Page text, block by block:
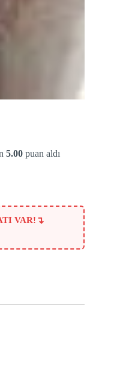
5.00 puan aldı
VAR! ↴